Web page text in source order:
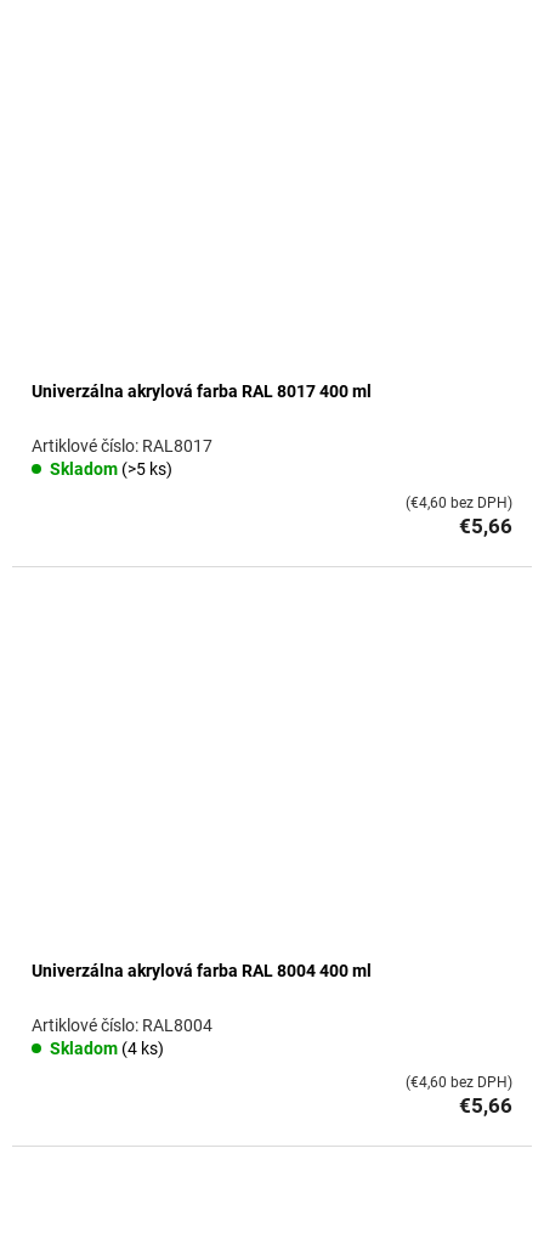
Univerzálna akrylová farba RAL 8017 400 ml
Skladom (>5 ks)
RAL8017
€5,66
(€4,60 bez DPH)
Univerzálna akrylová farba RAL 8004 400 ml
Skladom (4 ks)
RAL8004
€5,66
(€4,60 bez DPH)